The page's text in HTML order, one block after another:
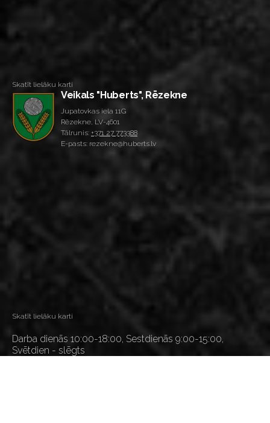
Skatīt lielāku karti
Veikals "Huberts", Rēzekne
Jupatovkas iela 11G
Rēzekne, LV-4601
Tālrunis: +371 27 773388
E-pasts: rezekne@huberts.lv
Skatīt lielāku karti
Darba dienās 10:00-18:00, Sestdienās 9:00-15:00,
Svētdien - slēgts